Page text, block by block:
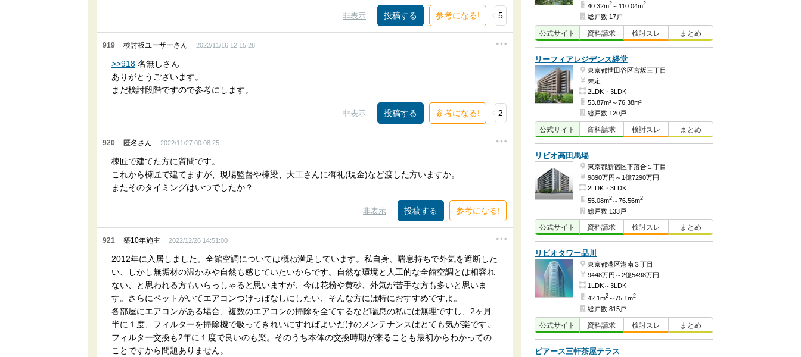
非表示 参考になる! 5
919 検討板ユーザーさん 2022/11/16 12:15:28
>>918 名無しさん
ありがとうございます。
まだ検討段階ですので参考にします。
非表示 参考になる! 2
920 匿名さん 2022/11/27 00:08:25
棟匠で建てた方に質問です。
これから棟匠で建てますが、現場監督や棟梁、大工さんに御礼(現金)など渡した方いますか。
またそのタイミングはいつでしたか？
非表示 参考になる!
921 築10年施主 2022/12/26 14:51:00
2012年に入居しました。全館空調については概ね満足しています。私自身、喘息持ちで外気を遮断した
い、しかし無垢材の温かみや自然も感じていたいからです。自然な環境と人工的な全館空調とは相容れ
ない、と思われる方もいらっしゃると思いますが、今は花粉や黄砂、外気が苦手な方も多いと思いま
す。さらにペットがいてエアコンつけっぱなしにしたい、そんな方には特におすすめですよ。
各部屋にエアコンがある場合、複数のエアコンの掃除を全てするなど喘息の私には無理ですし、2ヶ月
半に１度、フィルターを掃除機で吸ってきれいにすればよいだけのメンテナンスはとても気が楽です。
フィルター交換も2年に１度で良いのも楽。そのうち本体の交換時期が来ることも最初からわかっての
ことですから問題ありません。
40.32m2 ～110.04m2
総戸数 17戸
公式サイト 資料請求 検討スレ まとめ
リーフィアレジデンス経堂
東京都世田谷区宮坂三丁目
未定
2LDK・3LDK
53.87m²～76.38m²
総戸数 120戸
公式サイト 資料請求 検討スレ まとめ
リビオ高田馬場
東京都新宿区下落合１丁目
9890万円～1億7290万円
2LDK・3LDK
55.08m2 ～76.56m2
総戸数 133戸
公式サイト 資料請求 検討スレ まとめ
リビオタワー品川
東京都港区港南３丁目
9448万円～2億5498万円
1LDK～3LDK
42.1m2 ～75.1m2
総戸数 815戸
公式サイト 資料請求 検討スレ まとめ
ピアース三軒茶屋テラス